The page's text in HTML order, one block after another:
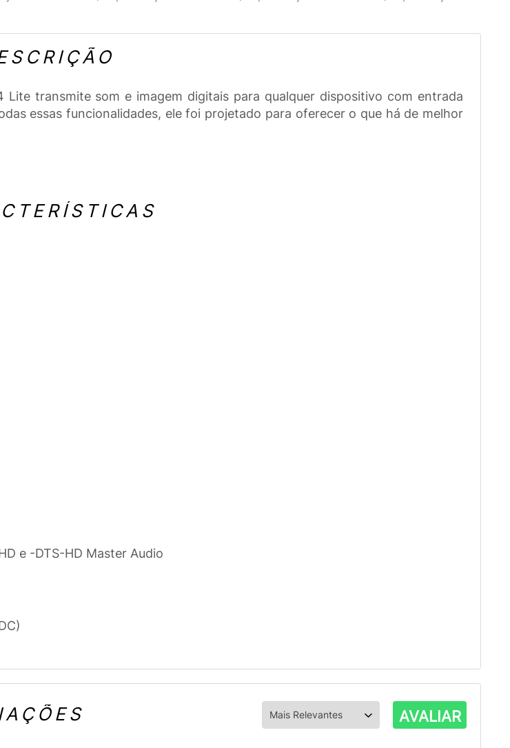
transmite som e imagem digitais para qualquer dispositivo com entrada
essas funcionalidades, ele foi projetado para oferecer o que há de melhor
e -DTS-HD Master Audio
AVALIAR